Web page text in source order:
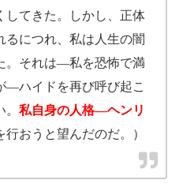
してきた。しかし、正体
るにつれ、私は人生の闇
。それは―私を恐怖で満
―ハイドを再び呼び起こ
私自身の人格―ヘンリ
おうと望んだのだ。）